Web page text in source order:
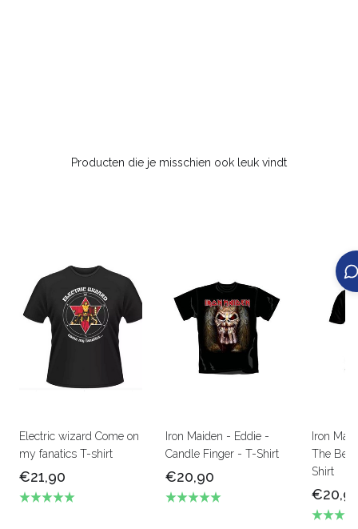
Producten die je misschien ook leuk vindt
Electric wizard Come on
my fanatics T-shirt
€21,90
Iron Maiden - Eddie -
Candle Finger - T-Shirt
€20,90
Iron
The
Shirt